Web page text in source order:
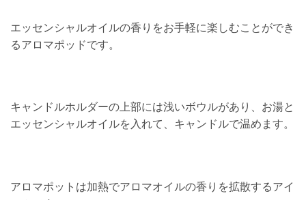
エッセンシャルオイルの香りをお手軽に楽しむことができ
るアロマポッドです。
キャンドルホルダーの上部には浅いボウルがあり、お湯と
エッセンシャルオイルを入れて、キャンドルで温めます。
アロマポットは加熱でアロマオイルの香りを拡散するアイ